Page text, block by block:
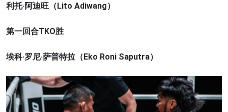
利托·阿迪旺（Lito Adiwang）
第一回合TKO胜
埃科·罗尼·萨普特拉（Eko Roni Saputra）